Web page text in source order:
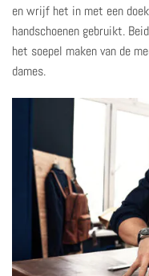
en wrijf het in met een
handschoenen gebruikt.
het soepel maken van de
dames.